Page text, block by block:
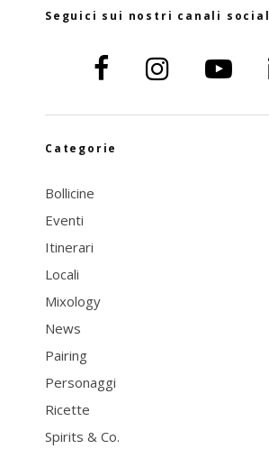
Seguici sui nostri canali social
Categorie
Bollicine
Eventi
Itinerari
Locali
Mixology
News
Pairing
Personaggi
Ricette
Spirits & Co.